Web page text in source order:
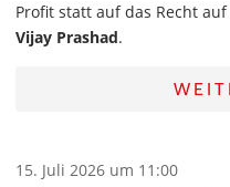
Profit statt auf das Recht
Vijay Prashad.
15. Juli 2026 um 11:00